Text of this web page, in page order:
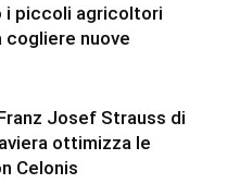
i piccoli agricoltori
cogliere nuove
Josef Strauss di
ottimizza le
Celonis